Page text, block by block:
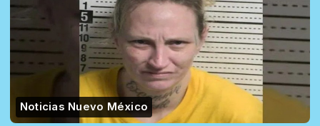
Noticias Nuevo México